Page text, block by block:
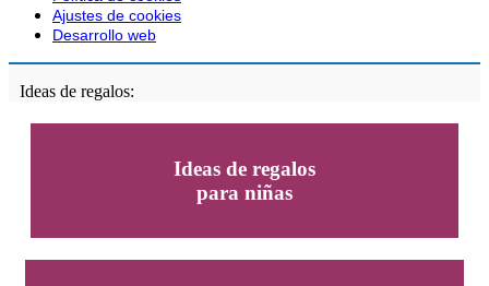
Ajustes de cookies
Desarrollo web
Ideas de regalos:
Ideas de regalos
para niñas